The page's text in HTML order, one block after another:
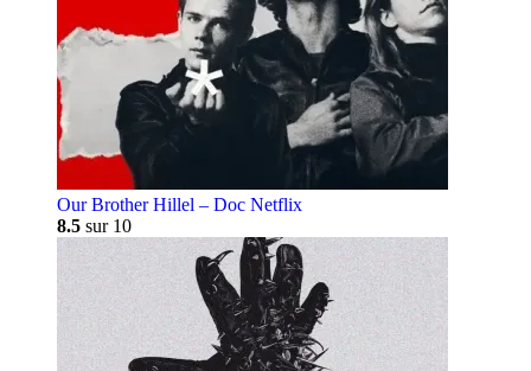
Our Brother Hillel – Doc Netflix
8.5 sur 10